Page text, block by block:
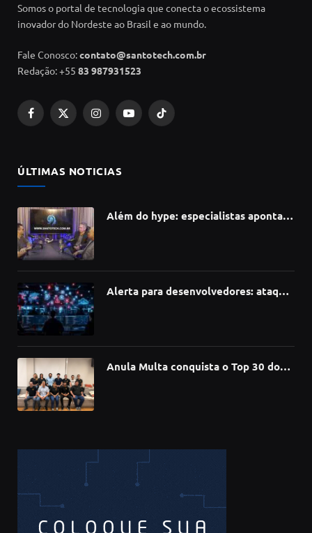
Somos o portal de tecnologia que conecta o ecossistema
inovador do Nordeste ao Brasil e ao mundo.
Fale Conosco:contato@santotech.com.br
Redação: +55 83 987931523
Facebook
X
InstagramYouTubeTikTok
ÚLTIMAS NOTICIAS
Além do hype: especialistas apontam
Alerta para desenvolvedores: ataque
Anula Multa conquista o Top 30 do